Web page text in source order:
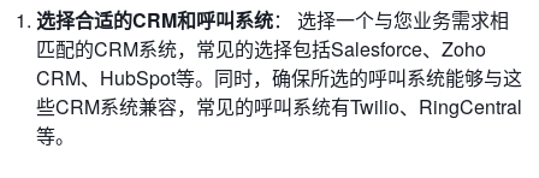
选择合适的CRM和呼叫系统： 选择一个与您业务需求相
匹配的CRM系统，常见的选择包括Salesforce、Zoho
CRM、HubSpot等。同时，确保所选的呼叫系统能够与这
些CRM系统兼容，常见的呼叫系统有Twilio、RingCentral
等。